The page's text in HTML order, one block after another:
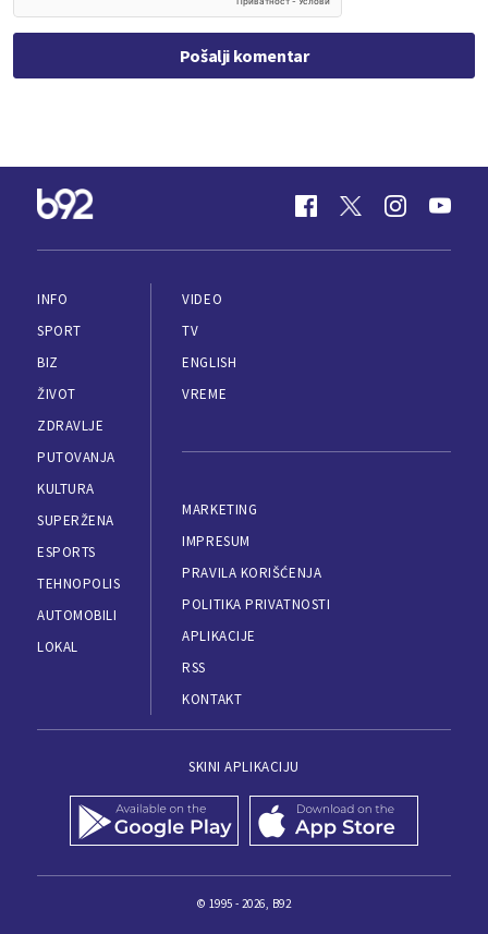
Pošalji komentar
INFO
SPORT
BIZ
ŽIVOT
ZDRAVLJE
PUTOVANJA
KULTURA
SUPERŽENA
ESPORTS
TEHNOPOLIS
AUTOMOBILI
LOKAL
VIDEO
TV
ENGLISH
VREME
MARKETING
IMPRESUM
PRAVILA KORIŠĆENJA
POLITIKA PRIVATNOSTI
APLIKACIJE
RSS
KONTAKT
SKINI APLIKACIJU
© 1995 - 2026, B92